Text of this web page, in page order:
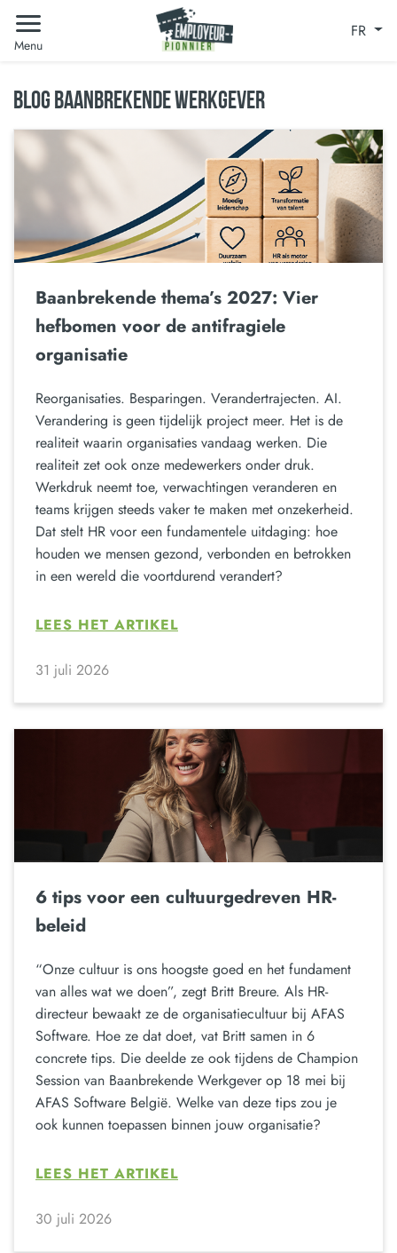
Menu
FR
BLOG BAANBREKENDE WERKGEVER
Baanbrekende thema’s 2027: Vier
hefbomen voor de antifragiele
organisatie
Reorganisaties. Besparingen. Verandertrajecten. AI.
Verandering is geen tijdelijk project meer. Het is de
realiteit waarin organisaties vandaag werken. Die
realiteit zet ook onze medewerkers onder druk.
Werkdruk neemt toe, verwachtingen veranderen en
teams krijgen steeds vaker te maken met onzekerheid.
Dat stelt HR voor een fundamentele uitdaging: hoe
houden we mensen gezond, verbonden en betrokken
in een wereld die voortdurend verandert?
LEES HET ARTIKEL
31 juli 2026
6 tips voor een cultuurgedreven HR-
beleid
“Onze cultuur is ons hoogste goed en het fundament
van alles wat we doen”, zegt Britt Breure. Als HR-
directeur bewaakt ze de organisatiecultuur bij AFAS
Software. Hoe ze dat doet, vat Britt samen in 6
concrete tips. Die deelde ze ook tijdens de Champion
Session van Baanbrekende Werkgever op 18 mei bij
AFAS Software België. Welke van deze tips zou je
ook kunnen toepassen binnen jouw organisatie?
LEES HET ARTIKEL
30 juli 2026